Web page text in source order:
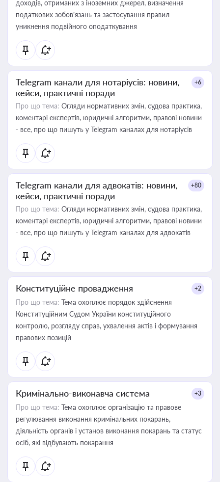
доходів, отриманих з іноземних джерел, визначення
податкових зобов’язань та застосування правил
уникнення подвійного оподаткування
Telegram канали для нотаріусів: новини,
кейси, практичні поради
+6
Про що тема: Огляди нормативних змін, судова практика,
коментарі експертів, юридичні алгоритми, правові новини
- все, про що пишуть у Telegram каналах для нотаріусів
Telegram канали для адвокатів: новини,
кейси, практичні поради
+80
Про що тема: Огляди нормативних змін, судова практика,
коментарі експертів, юридичні алгоритми, правові новини
- все, про що пишуть у Telegram каналах для адвокатів
Конституційне провадження +2
Про що тема: Тема охоплює порядок здійснення
Конституційним Судом України конституційного
контролю, розгляду справ, ухвалення актів і формування
правових позицій
Кримінально-виконавча система +3
Про що тема: Тема охоплює організацію та правове
регулювання виконання кримінальних покарань,
діяльність органів і установ виконання покарань та статус
осіб, які відбувають покарання